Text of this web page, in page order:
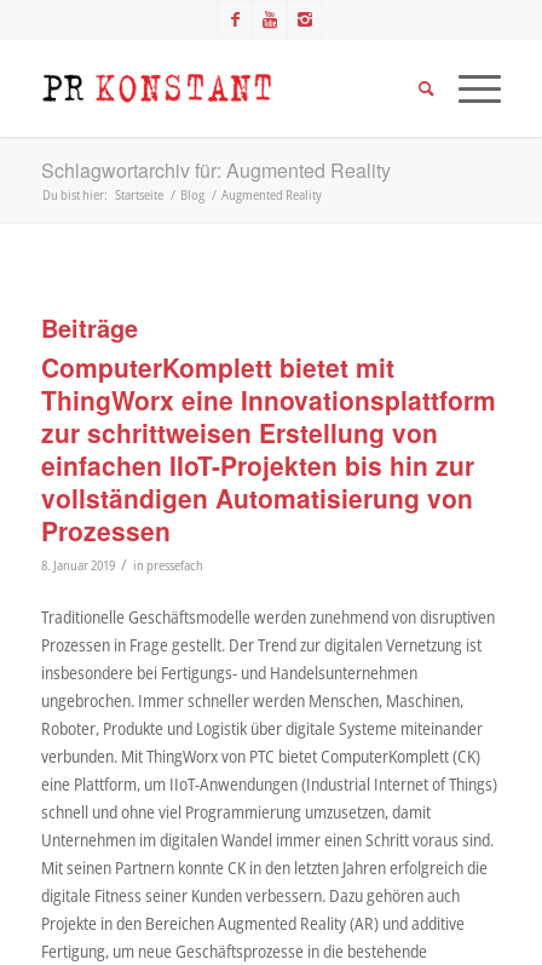
Schlagwortarchiv für: Augmented Reality
Du bist hier: Startseite / Blog / Augmented Reality
Beiträge
ComputerKomplett bietet mit
ThingWorx eine Innovationsplattform
zur schrittweisen Erstellung von
einfachen IIoT-Projekten bis hin zur
vollständigen Automatisierung von
Prozessen
8. Januar 2019 / in pressefach
Traditionelle Geschäftsmodelle werden zunehmend von disruptiven
Prozessen in Frage gestellt. Der Trend zur digitalen Vernetzung ist
insbesondere bei Fertigungs- und Handelsunternehmen
ungebrochen. Immer schneller werden Menschen, Maschinen,
Roboter, Produkte und Logistik über digitale Systeme miteinander
verbunden. Mit ThingWorx von PTC bietet ComputerKomplett (CK)
eine Plattform, um IIoT-Anwendungen (Industrial Internet of Things)
schnell und ohne viel Programmierung umzusetzen, damit
Unternehmen im digitalen Wandel immer einen Schritt voraus sind.
Mit seinen Partnern konnte CK in den letzten Jahren erfolgreich die
digitale Fitness seiner Kunden verbessern. Dazu gehören auch
Projekte in den Bereichen Augmented Reality (AR) und additive
Fertigung, um neue Geschäftsprozesse in die bestehende